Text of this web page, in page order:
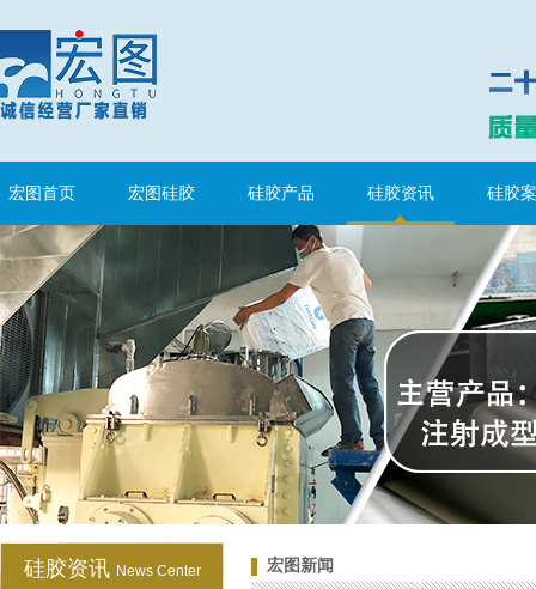
宏图首页 宏图硅胶 硅胶产品 硅胶资讯 硅胶
硅胶资讯 News Center 宏图新闻